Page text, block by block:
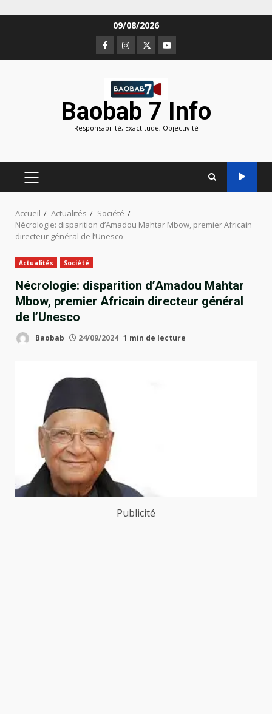
09/08/2026
Facebook
Instagram
TwitterYoutube
Baobab 7 Info
Responsabilité, Exactitude, Objectivité
MENU
PRINCIPAL
Accueil Actualités
Société
Nécrologie: disparition d’Amadou Mahtar Mbow, premier Africain
directeur général de l’Unesco
Actualités Société
Nécrologie: disparition d’Amadou Mahtar
Mbow, premier Africain directeur général
de l’Unesco
Baobab 24/09/2024 1 min de lecture
Publicité